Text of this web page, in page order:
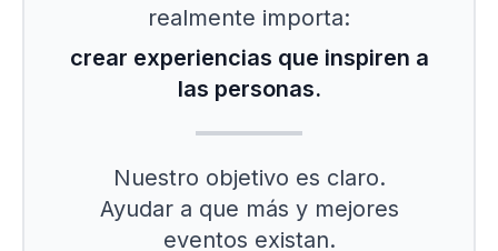
realmente importa:
crear experiencias que inspiren a
las personas.
Nuestro objetivo es claro.
Ayudar a que más y mejores
eventos existan.